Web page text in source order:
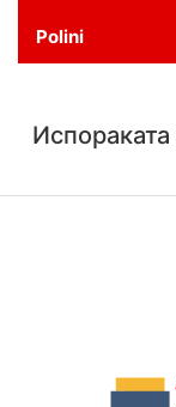
Polini